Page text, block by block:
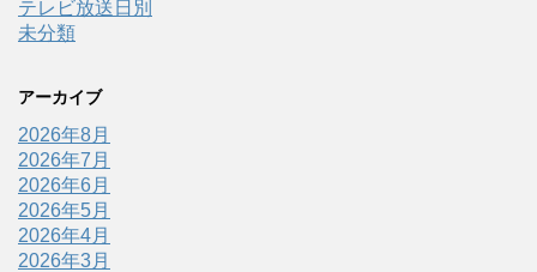
テレビ放送日別
未分類
アーカイブ
2026年8月
2026年7月
2026年6月
2026年5月
2026年4月
2026年3月